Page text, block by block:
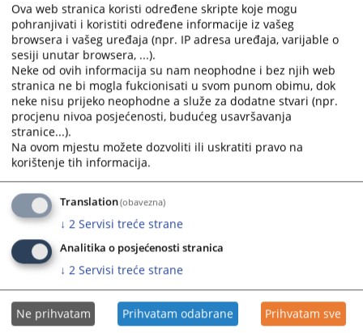
Ova web stranica koristi određene skripte koje mogu
pohranjivati i koristiti određene informacije iz vašeg
browsera i vašeg uređaja (npr. IP adresa uređaja, varijable o
sesiji unutar browsera, ...).
Neke od ovih informacija su nam neophodne i bez njih web
stranica ne bi mogla fukcionisati u svom punom obimu, dok
neke nisu prijeko neophodne a služe za dodatne stvari (npr.
procjenu nivoa posjećenosti, budućeg usavršavanja
stranice...).
Na ovom mjestu možete dozvoliti ili uskratiti pravo na
korištenje tih informacija.
Translation(obavezna)
↓ 2 Servisi treće strane
Analitika o posjećenosti stranica
↓ 2 Servisi treće strane
Ne prihvatam Prihvatam odabrane Prihvatam sve